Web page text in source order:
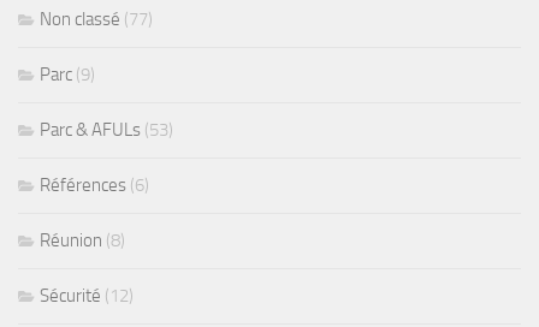
Non classé (77)
Parc (9)
Parc & AFULs (53)
Références (6)
Réunion (8)
Sécurité (12)